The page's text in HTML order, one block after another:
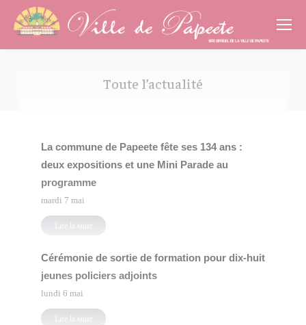
Toute l’actualité
La commune de Papeete fête ses 134 ans :
deux expositions et une Mini Parade au
programme
mardi 7 mai
Lire la suite
Cérémonie de sortie de formation pour dix-huit
jeunes policiers adjoints
lundi 6 mai
Lire la suite
Cookies management panel